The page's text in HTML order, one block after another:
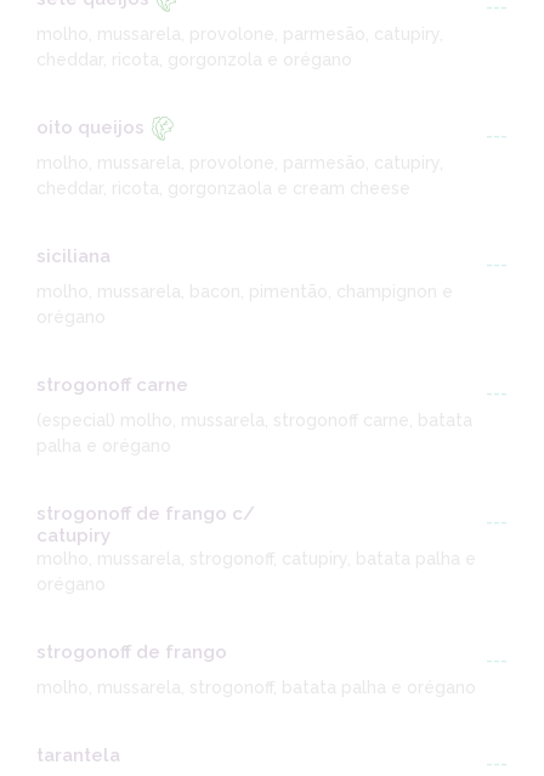
---
molho, mussarela, provolone, parmesão, catupiry,
cheddar, ricota, gorgonzola e orégano
oito queijos
---
molho, mussarela, provolone, parmesão, catupiry,
cheddar, ricota, gorgonzaola e cream cheese
siciliana
---
molho, mussarela, bacon, pimentão, champignon e
strogonoff carne
---
(especial) molho, mussarela, strogonoff carne, batata
strogonoff de frango c/
catupiry
---
molho, mussarela, strogonoff, catupiry, batata palha e
strogonoff de frango
---
molho, mussarela, strogonoff, batata palha e orégano
tarantela
---